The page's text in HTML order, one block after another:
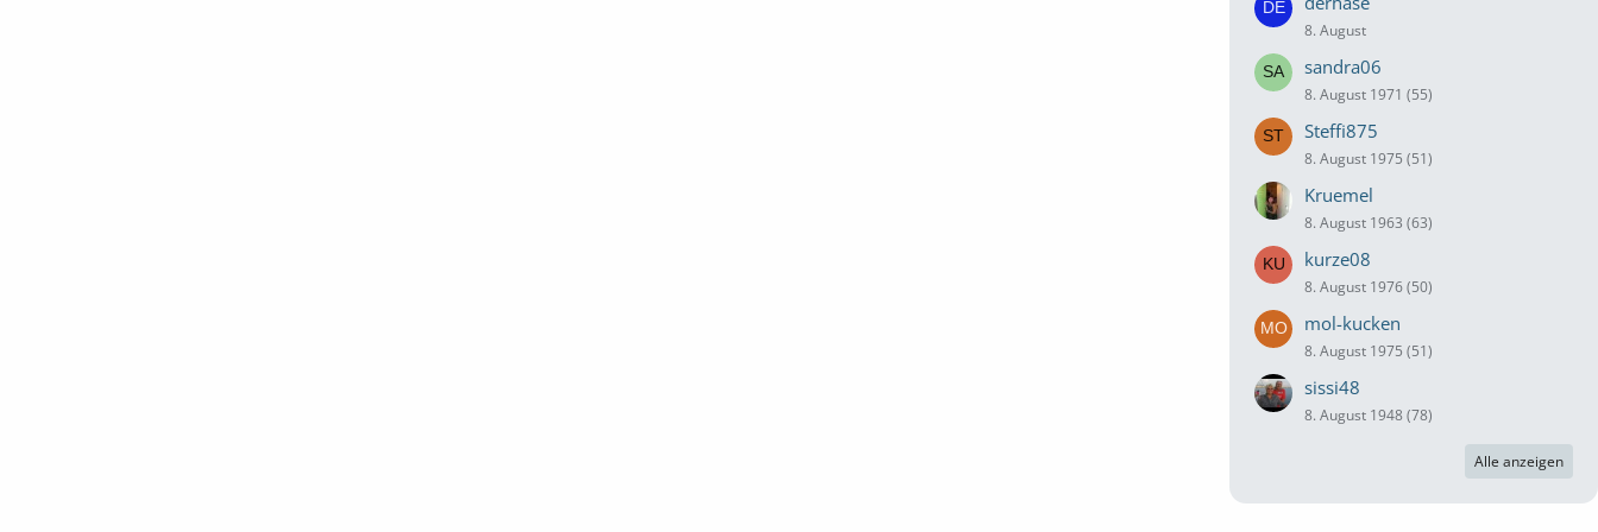
8. August
sandra06
8. August 1971 (55)
Steffi875
8. August 1975 (51)
Kruemel
8. August 1963 (63)
kurze08
8. August 1976 (50)
mol-kucken
8. August 1975 (51)
sissi48
8. August 1948 (78)
Alle anzeigen